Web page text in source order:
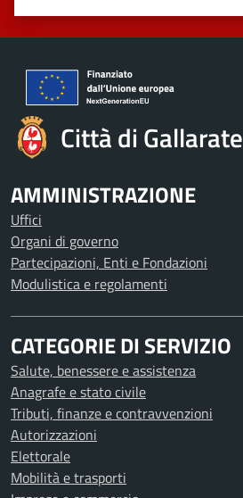
Valuta 5 stelle su 5
Valuta 4 stelle su 5
Valuta 3 stelle su 5
Valuta 2 stelle su 5
Valuta 1 stelle su 5
Città di Gallarate
AMMINISTRAZIONE
Uffici
Organi di governo
Partecipazioni, Enti e Fondazioni
Modulistica e regolamenti
CATEGORIE DI SERVIZIO
Salute, benessere e assistenza
Anagrafe e stato civile
Tributi, finanze e contravvenzioni
Autorizzazioni
Elettorale
Mobilità e trasporti